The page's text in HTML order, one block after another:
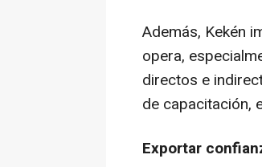
Además, Kekén
opera,
directos e
de capacitación,
Exportar